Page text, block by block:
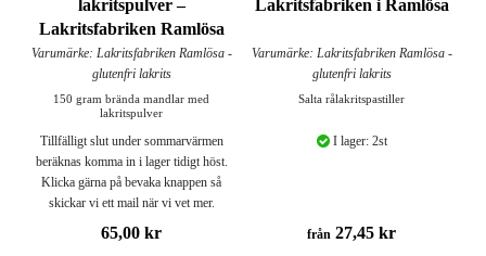
lakritspulver –
Lakritsfabriken Ramlösa
Varumärke: Lakritsfabriken Ramlösa -
glutenfri lakrits
150 gram brända mandlar med
lakritspulver
Tillfälligt slut under sommarvärmen
beräknas komma in i lager tidigt höst.
Klicka gärna på bevaka knappen så
skickar vi ett mail när vi vet mer.
65,00 kr
Lakritsfabriken i Ramlösa
Varumärke: Lakritsfabriken Ramlösa -
glutenfri lakrits
Salta rålakritspastiller
I lager: 2st
från 27,45 kr